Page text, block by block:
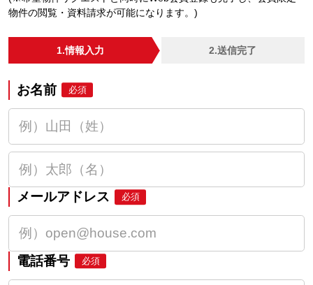
物件の閲覧・資料請求が可能になります。)
1.情報入力 2.送信完了
お名前 必須
メールアドレス 必須
電話番号 必須